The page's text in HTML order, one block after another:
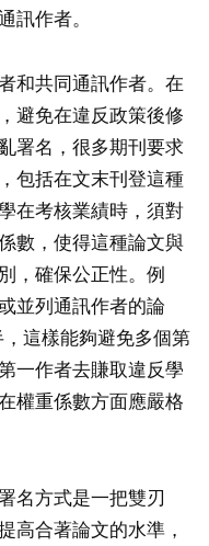
訊作者。
和共同通訊作者。在
避免在違反政策後修
署名，很多期刊要求
包括在文末刊登這種
在考核業績時，須對
數，使得這種論文與
，確保公正性。例
並列通訊作者的論
這樣能夠避免多個第
一作者去賺取違反學
權重係數方面應嚴格
名方式是一把雙刃
高合著論文的水準，